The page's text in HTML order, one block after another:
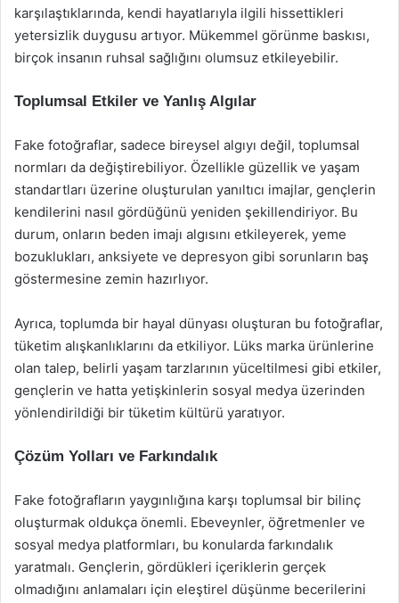
karşılaştıklarında, kendi hayatlarıyla ilgili hissettikleri
yetersizlik duygusu artıyor. Mükemmel görünme baskısı,
birçok insanın ruhsal sağlığını olumsuz etkileyebilir.
Toplumsal Etkiler ve Yanlış Algılar
Fake fotoğraflar, sadece bireysel algıyı değil, toplumsal
normları da değiştirebiliyor. Özellikle güzellik ve yaşam
standartları üzerine oluşturulan yanıltıcı imajlar, gençlerin
kendilerini nasıl gördüğünü yeniden şekillendiriyor. Bu
durum, onların beden imajı algısını etkileyerek, yeme
bozuklukları, anksiyete ve depresyon gibi sorunların baş
göstermesine zemin hazırlıyor.
Ayrıca, toplumda bir hayal dünyası oluşturan bu fotoğraflar,
tüketim alışkanlıklarını da etkiliyor. Lüks marka ürünlerine
olan talep, belirli yaşam tarzlarının yüceltilmesi gibi etkiler,
gençlerin ve hatta yetişkinlerin sosyal medya üzerinden
yönlendirildiği bir tüketim kültürü yaratıyor.
Çözüm Yolları ve Farkındalık
Fake fotoğrafların yaygınlığına karşı toplumsal bir bilinç
oluşturmak oldukça önemli. Ebeveynler, öğretmenler ve
sosyal medya platformları, bu konularda farkındalık
yaratmalı. Gençlerin, gördükleri içeriklerin gerçek
olmadığını anlamaları için eleştirel düşünme becerilerini